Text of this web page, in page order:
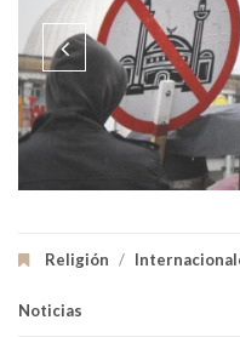
Religión /
Noticias